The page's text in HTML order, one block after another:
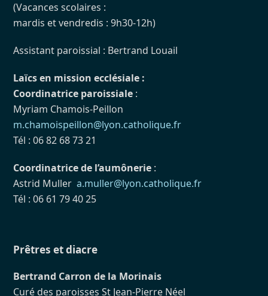
(Vacances scolaires :
mardis et vendredis : 9h30-12h)
Assistant paroissial : Bertrand Louail
Laïcs en mission ecclésiale :
Coordinatrice paroissiale :
Myriam Chamois-Peillon
m.chamoispeillon@lyon.catholique.fr
Tél : 06 82 68 73 21
Coordinatrice de l’aumônerie :
Astrid Mullera.muller@lyon.catholique.fr
Tél : 06 61 79 40 25
Prêtres et diacre
Bertrand Carron de la Morinais
Curé des paroisses St Jean-Pierre Néel